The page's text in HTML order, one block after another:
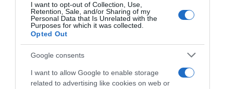
I want to opt-out of Collection, Use,
Retention, Sale, and/or Sharing of my
Personal Data that Is Unrelated with the
Purposes for which it was collected.
Opted Out
Google consents
I want to allow Google to enable storage
related to advertising like cookies on web or